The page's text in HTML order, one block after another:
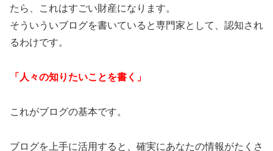
たら、これはすごい財産になります。
そういういブログを書いていると専門家として、認知され
るわけです。
「人々の知りたいことを書く」
これがブログの基本です。
ブログを上手に活用すると、確実にあなたの情報がたくさ